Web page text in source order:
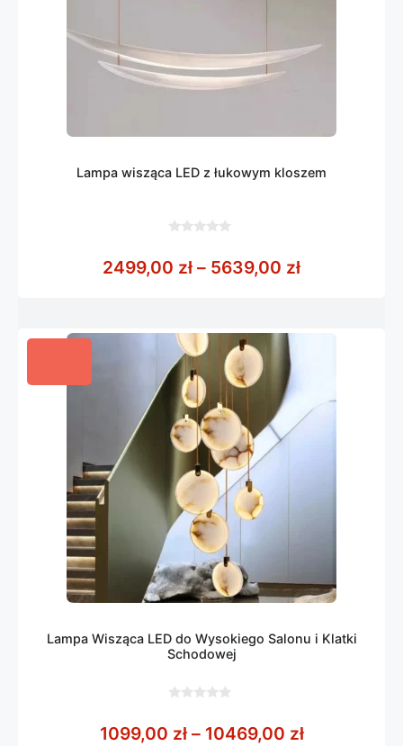
Lampa wisząca LED z łukowym kloszem
5
2499,00 zł – 5639,00 złZakres cen:
Lampa Wisząca LED do Wysokiego Salonu i Klatki
Schodowej
5
1099,00 zł – 10469,00 złZakres